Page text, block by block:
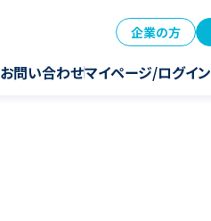
企業の方
お問い合わせマイページ/ログイン